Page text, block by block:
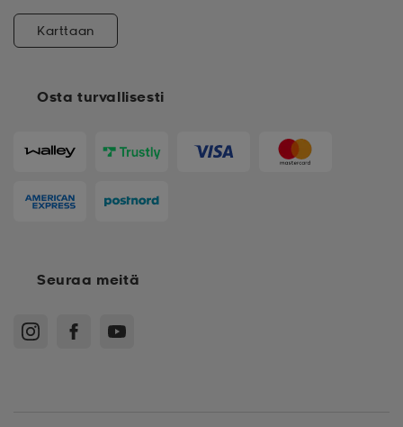
Osta turvallisesti
Karttaan
Seuraa meitä